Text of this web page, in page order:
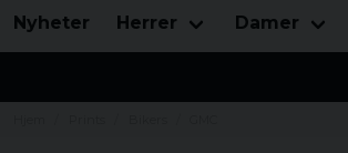
Nyheter Herrer Damer